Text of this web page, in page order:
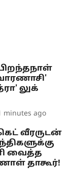
லுக்
minutes ago
வீரருடன்
வைத்த
தாகூர்!